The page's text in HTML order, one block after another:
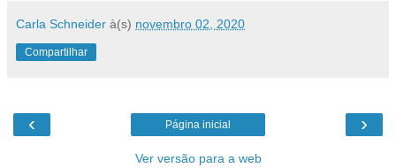
Carla Schneider à(s) novembro 02, 2020
Compartilhar
‹ ›
Página inicial
Ver versão para a web